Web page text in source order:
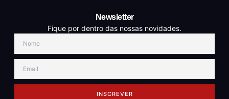
Newsletter
Fique por dentro das nossas novidades.
INSCREVER